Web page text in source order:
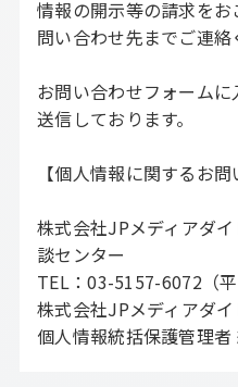
情報の開示等の請求を
問い合わせ先までご連絡
お問い合わせフォーム
送信しております。
【個人情報に関するお問
株式会社JPメディアダ
談センター
TEL：03-5157-6072（
株式会社JPメディアダイ
個人情報統括保護管理